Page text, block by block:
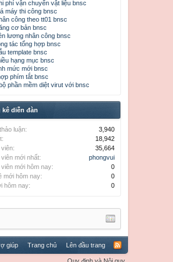
phí vận chuyển vật liệu bnsc
máy thi công bnsc
công theo tt01 bnsc
cơ bản bnsc
lương nhân công bnsc
tác tổng hợp bnsc
template bnsc
hạng mục bnsc
mức mới bnsc
phím tắt bnsc
phần mềm diệt virut với bnsc
kê diễn đàn
luận:
3,940
18,942
35,664
mới nhất:
phongvui
mới hôm nay:
0
mới hôm nay:
0
hôm nay:
0
giúp Trang chủ Lên đầu trang